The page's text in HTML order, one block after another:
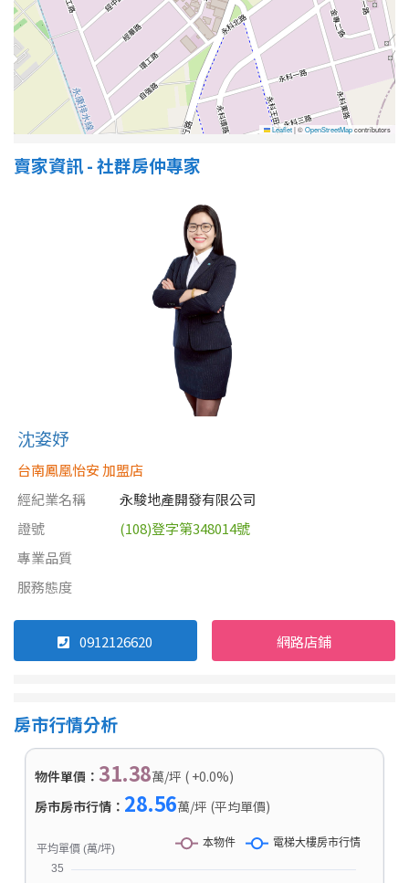
屋齡
不拘
5 年以下
5-10 年 10-20 年
Leaflet|©OpenStreetMapcontributors
賣家資訊 - 社群房仲專家
沈姿妤
台南鳳凰怡安 加盟店
經紀業名稱
永駿地產開發有限公司
證號
(108)登字第348014號
專業品質
服務態度
0912126620 網路店鋪
房市行情分析
物件單價： 31.38萬/坪 ( +0.0%)
房市房市行情： 28.56萬/坪 (平均單價)